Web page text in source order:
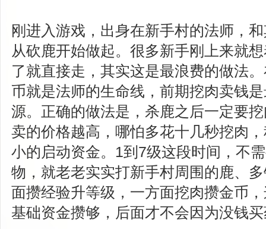
刚进入游戏，出身在新手村的法师，
从砍鹿开始做起。很多新手刚上来就
了就直接走，其实这是最浪费的做法
币就是法师的生命线，前期挖肉卖钱
源。正确的做法是，杀鹿之后一定要
卖的价格越高，哪怕多花十几秒挖肉
小的启动资金。1到7级这段时间，不
物，就老老实实打新手村周围的鹿、
面攒经验升等级，一方面挖肉攒金币
基础资金攒够，后面才不会因为没钱